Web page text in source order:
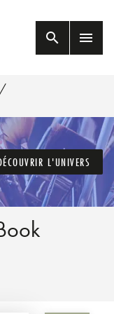
search menu
/
L'UNIVERS